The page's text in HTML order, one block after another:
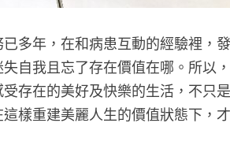
多年，在和病患互動的經驗裡，
自我且忘了存在價值在哪。所以
存在的美好及快樂的生活，不只
樣重建美麗人生的價值狀態下，